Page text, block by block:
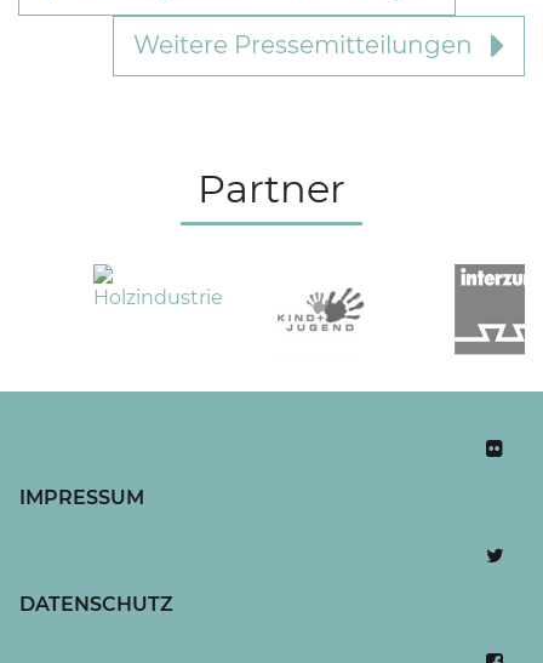
Weitere Pressemitteilungen
Partner
IMPRESSUM
DATENSCHUTZ